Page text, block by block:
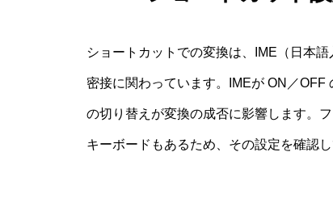
ショートカットでの変換は、IME（日本
密接に関わっています。IMEが ON／
の切り替えが変換の成否に影響します。
キーボードもあるため、その設定を確認